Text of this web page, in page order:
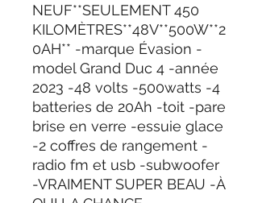
NEUF**SEULEMENT 450
KILOMÈTRES**48V**500W**2
0AH** -marque Évasion -
model Grand Duc 4 -année
2023 -48 volts -500watts -4
batteries de 20Ah -toit -pare
brise en verre -essuie glace
-2 coffres de rangement -
radio fm et usb -subwoofer
-VRAIMENT SUPER BEAU -À